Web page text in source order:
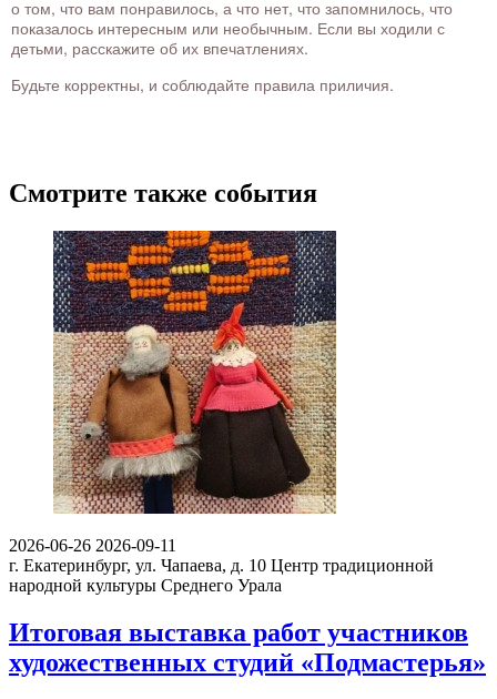
о том, что вам понравилось, а что нет, что запомнилось, что
показалось интересным или необычным. Если вы ходили с
детьми, расскажите об их впечатлениях.
Будьте корректны, и соблюдайте правила приличия.
Смотрите также события
2026-06-26 2026-09-11
г. Екатеринбург, ул. Чапаева, д. 10 Центр традиционной
народной культуры Среднего Урала
Итоговая выставка работ участников
художественных студий «Подмастерья»